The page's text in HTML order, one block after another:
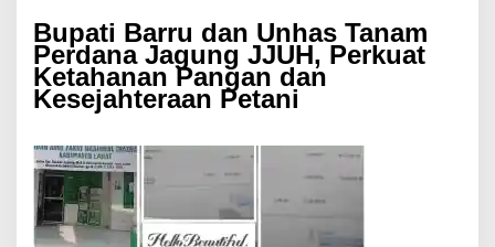
Bupati Barru dan Unhas Tanam
Perdana Jagung JJUH, Perkuat
Ketahanan Pangan dan
Kesejahteraan Petani